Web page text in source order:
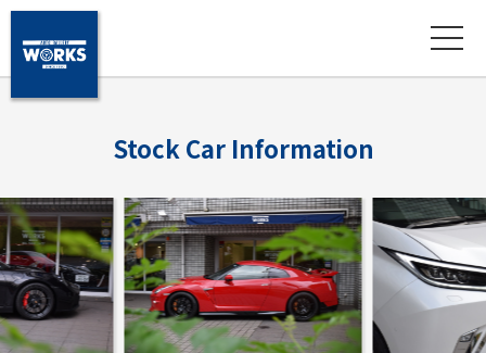
Stock Car Information